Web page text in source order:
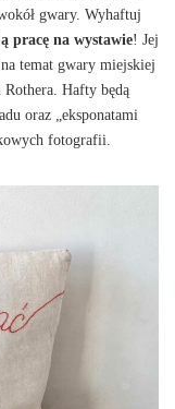
gwary. Wyhaftuj
pracę na wystawie! Jej
temat gwary miejskiej
Hafty będą
oraz „eksponatami
fotografii.